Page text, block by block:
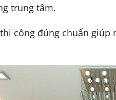
trung tâm.
công đúng chuẩn